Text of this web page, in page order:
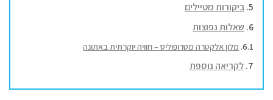
ביקורות מטיילים
שאלות נפוצות
מלון אלקטרה מטרופוליס – חוויה יוקרתית באתונה
לקריאה נוספת